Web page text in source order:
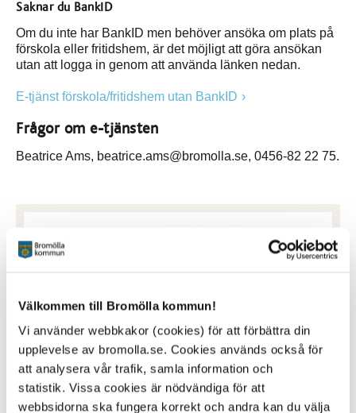
Välkommen till Bromölla kommun!
Vi använder webbkakor (cookies) för att förbättra din
upplevelse av bromolla.se. Cookies används också för
att analysera vår trafik, samla information och
statistik. Vissa cookies är nödvändiga för att
webbsidorna ska fungera korrekt och andra kan du välja
Saknar du BankID
Om du inte har BankID men behöver ansöka om plats på
förskola eller fritidshem, är det möjligt att göra ansökan
utan att logga in genom att använda länken nedan.
E-tjänst förskola/fritidshem utan BankID
Frågor om e-tjänsten
Beatrice Ams, beatrice.ams@bromolla.se, 0456-82 22 75.